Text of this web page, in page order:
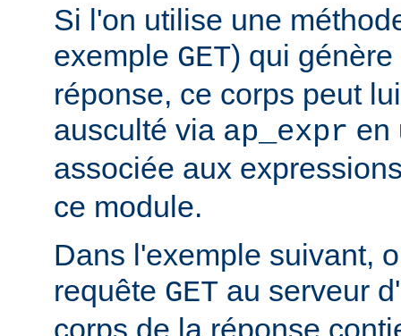
Si l'on utilise une
exemple GET) qui
réponse, ce corps peut
ausculté via ap_expr en
associée aux
ce module.
Dans l'exemple suivant,
requête GET au serveur
corps de la réponse